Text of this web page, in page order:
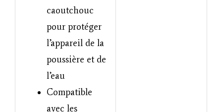
caoutchouc
pour protéger
l’appareil de la
poussière et de
l’eau
Compatible
avec les